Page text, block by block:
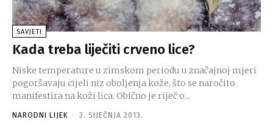
SAVJETI
Kada treba liječiti crveno lice?
Niske temperature u zimskom periodu u značajnoj mjeri
pogoršavaju cijeli niz oboljenja kože, što se naročito
manifestira na koži lica. Obično je riječ o...
NARODNI LIJEK - 3. SIJEČNJA 2013.